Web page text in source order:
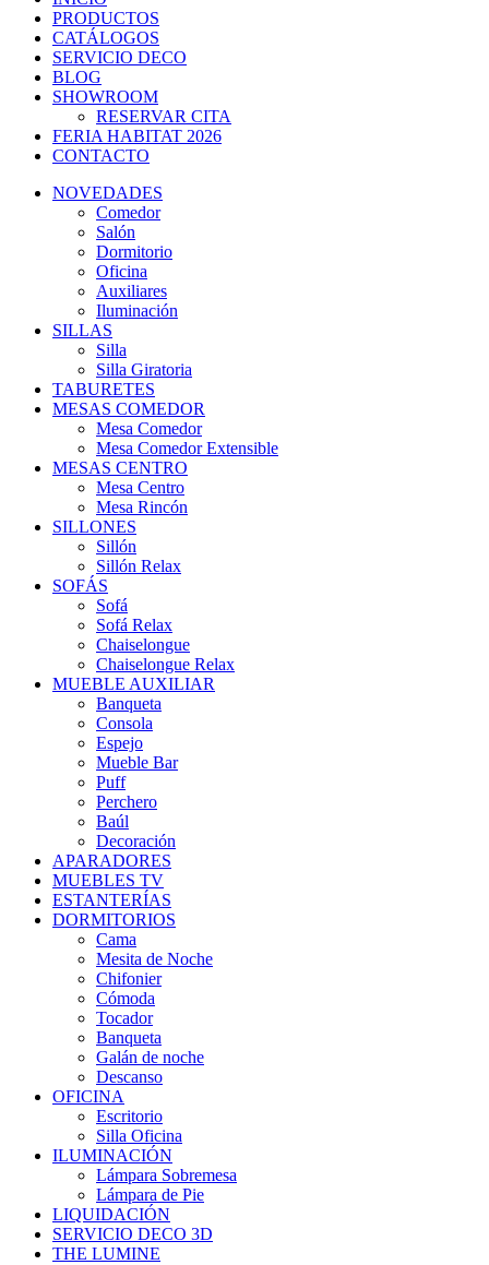
PRODUCTOS
CATÁLOGOS
SERVICIO DECO
BLOG
SHOWROOM
RESERVAR CITA
FERIA HABITAT 2026
CONTACTO
NOVEDADES
Comedor
Salón
Dormitorio
Oficina
Auxiliares
Iluminación
SILLAS
Silla
Silla Giratoria
TABURETES
MESAS COMEDOR
Mesa Comedor
Mesa Comedor Extensible
MESAS CENTRO
Mesa Centro
Mesa Rincón
SILLONES
Sillón
Sillón Relax
SOFÁS
Sofá
Sofá Relax
Chaiselongue
Chaiselongue Relax
MUEBLE AUXILIAR
Banqueta
Consola
Espejo
Mueble Bar
Puff
Perchero
Baúl
Decoración
APARADORES
MUEBLES TV
ESTANTERÍAS
DORMITORIOS
Cama
Mesita de Noche
Chifonier
Cómoda
Tocador
Banqueta
Galán de noche
Descanso
OFICINA
Escritorio
Silla Oficina
ILUMINACIÓN
Lámpara Sobremesa
Lámpara de Pie
LIQUIDACIÓN
SERVICIO DECO 3D
THE LUMINE